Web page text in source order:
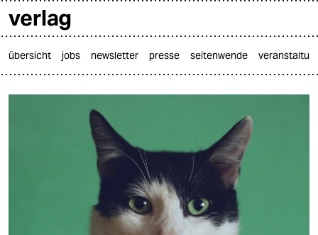
verlag
übersicht jobs newsletter presse seitenwende